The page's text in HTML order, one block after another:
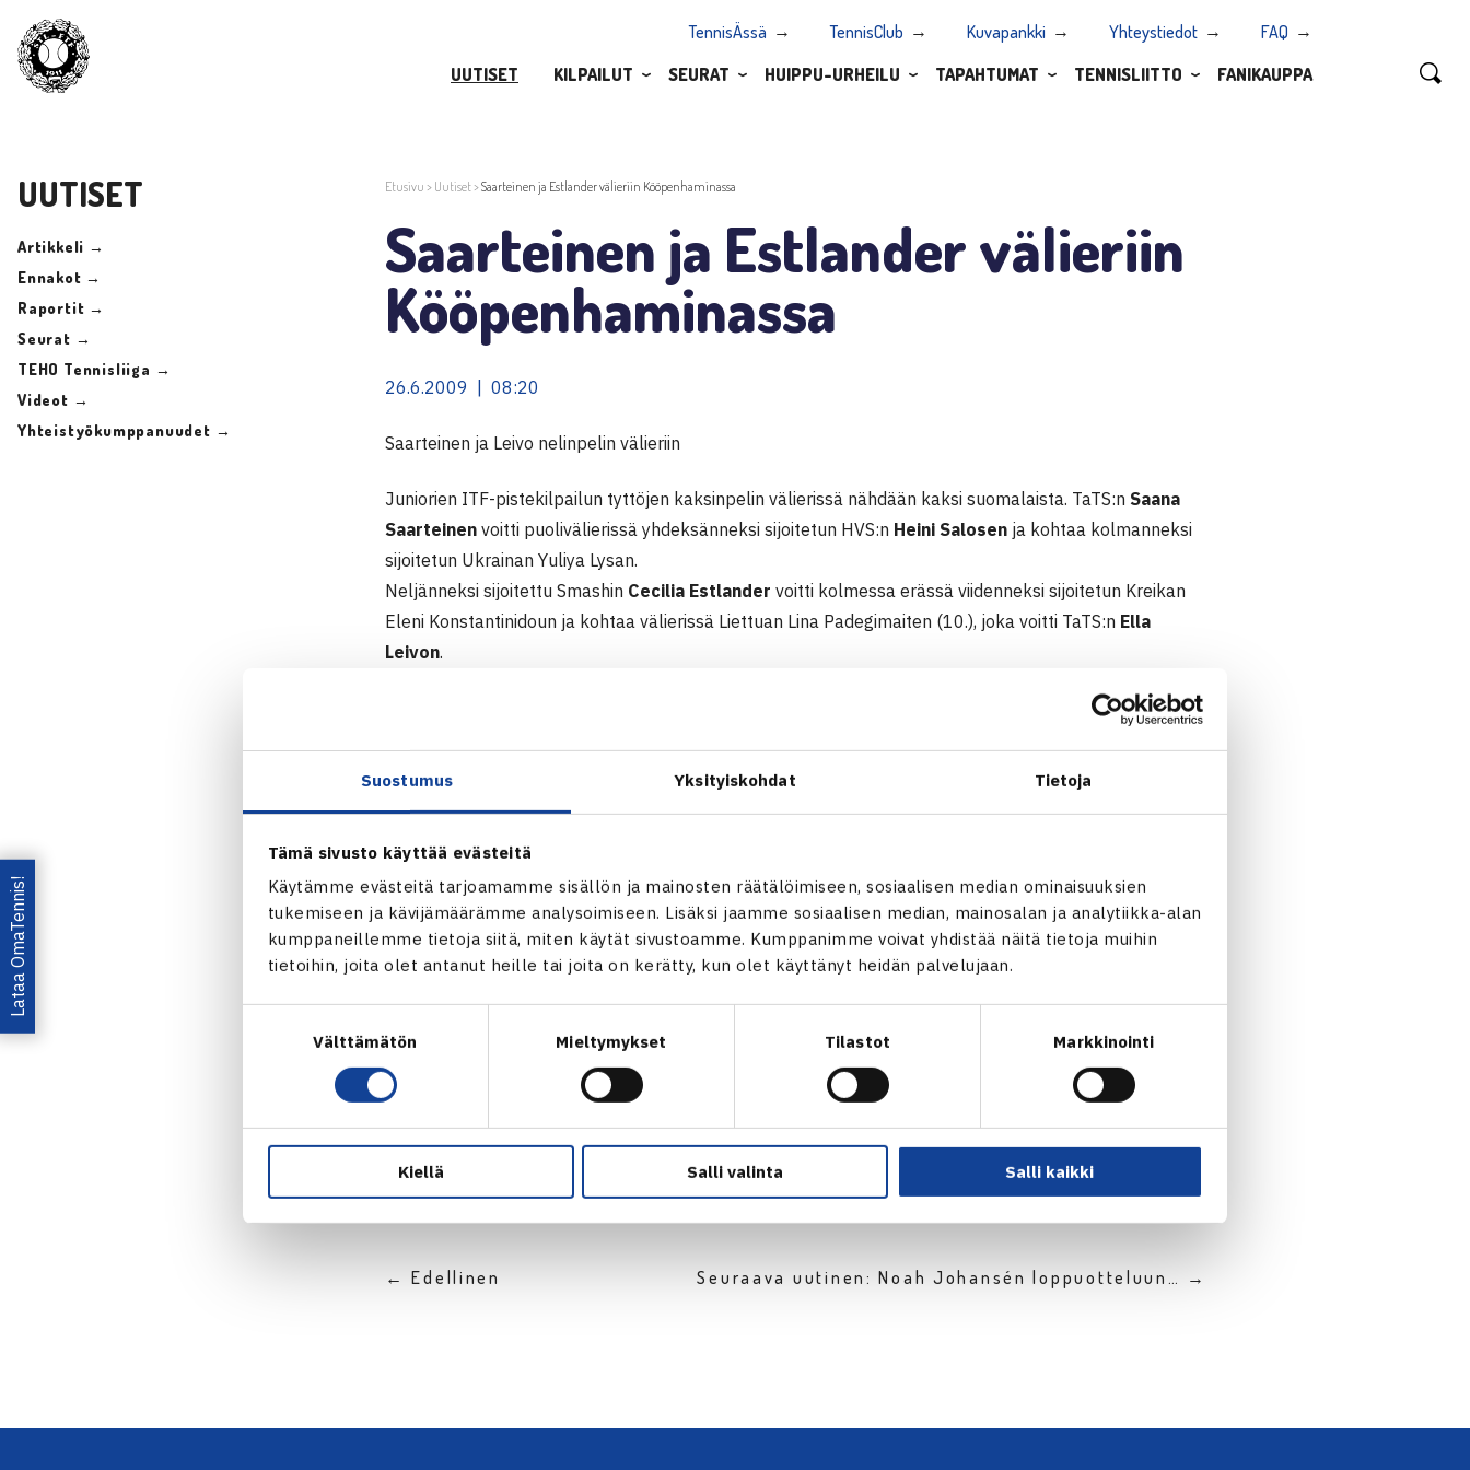
Suostumus Yksityiskohdat Tietoja
Tämä sivusto käyttää evästeitä
Käytämme evästeitä tarjoamamme sisällön ja mainosten räätälöimiseen, sosiaalisen median ominaisuuksien
tukemiseen ja kävijämäärämme analysoimiseen. Lisäksi jaamme sosiaalisen median, mainosalan ja analytiikka-alan
kumppaneillemme tietoja siitä, miten käytät sivustoamme. Kumppanimme voivat yhdistää näitä tietoja muihin
tietoihin, joita olet antanut heille tai joita on kerätty, kun olet käyttänyt heidän palvelujaan.
Välttämätön Mieltymykset Tilastot Markkinointi
Kiellä Salli valinta Salli kaikki
TennisÄssä TennisClub Kuvapankki Yhteystiedot
FAQ
UUTISET
KILPAILUT SEURAT HUIPPU-URHEILU TAPAHTUMAT TENNISLIITTO FANIKAUPPA
UUTISET
Artikkeli →
Ennakot →
Raportit →
Seurat →
TEHO Tennisliiga →
Videot →
Yhteistyökumppanuudet →
Etusivu > Uutiset>Saarteinen ja Estlander välieriin Kööpenhaminassa
Saarteinen ja Estlander välieriin
Kööpenhaminassa
26.6.2009 | 08:20
Saarteinen ja Leivo nelinpelin välieriin
Juniorien ITF-pistekilpailun tyttöjen kaksinpelin välierissä nähdään kaksi suomalaista. TaTS:n Saana
Saarteinen voitti puolivälierissä yhdeksänneksi sijoitetun HVS:n Heini Salosen ja kohtaa kolmanneksi
sijoitetun Ukrainan Yuliya Lysan.
Neljänneksi sijoitettu Smashin Cecilia Estlander voitti kolmessa erässä viidenneksi sijoitetun Kreikan
Eleni Konstantinidoun ja kohtaa välierissä Liettuan Lina Padegimaiten (10.), joka voitti TaTS:n Ella
Leivon.
Gabriela Sinskaiten ja kohtaavat välierissä saksalaisparin Luise Intert/Lea Kruse Utermann.
Juniorien 4.kategorian ITF-pistekilpailu
Puolivälieriä: Saana Saarteinen – Heini Salonen (9.) 62 76(3), Cecilia Estlander (4.) – Eleni
Konstantinidou Kreikka (5.) 61 67(4) 60 Lina padegimaite Liettua (10.) – Ella Leivo (15.) 62 60
Tyttöjen nelinpeli
Puolivälieriä: Ella Leivo/Saana Saarteinen – Lina Padegimaite/Gabriele Sinskaite Liettua 63 62
Juniorien ITF-pistekilpailu Kööpenhaminassa
Jaa:
← Edellinen Seuraava uutinen: Noah Johansén loppuotteluun… →
Lataa OmaTennis!